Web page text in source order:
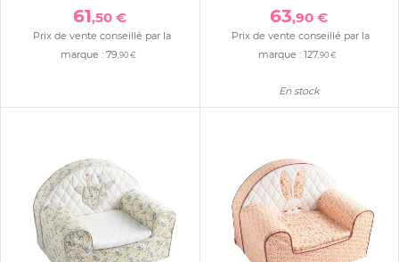
61,50 €
Prix de vente conseillé par la
marque : 79 ,90 €
63,90 €
Prix de vente conseillé par la
marque : 127,90 €
En stock